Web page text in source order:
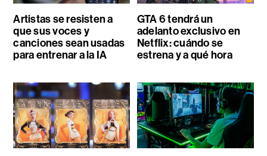
Artistas se resisten a
que sus voces y
canciones sean usadas
para entrenar a la IA
GTA 6 tendrá un
adelanto exclusivo en
Netflix: cuándo se
estrena y a qué hora